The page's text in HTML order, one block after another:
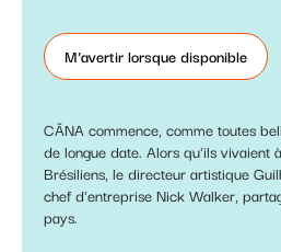
M'avertir lorsque disponible
CÃNA commence, comme toutes
de longue date. Alors qu'ils vivaient
Brésiliens, le directeur artistique
chef d'entreprise Nick Walker,
pays.